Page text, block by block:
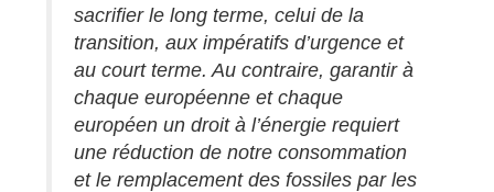
sacrifier le long terme, celui de la
transition, aux impératifs d’urgence et
au court terme. Au contraire, garantir à
chaque européenne et chaque
européen un droit à l’énergie requiert
une réduction de notre consommation
et le remplacement des fossiles par les